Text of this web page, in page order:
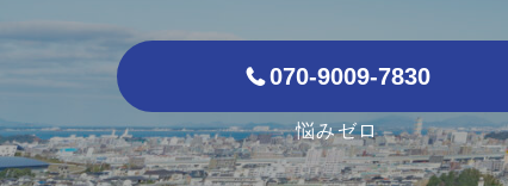
070-9009-7830
悩みゼロ